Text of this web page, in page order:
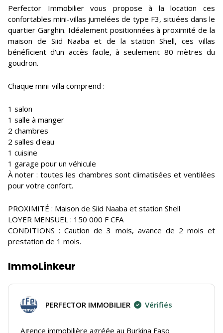
Perfector Immobilier vous propose à la location ces
confortables mini-villas jumelées de type F3, situées dans le
quartier Garghin. Idéalement positionnées à proximité de la
maison de Siid Naaba et de la station Shell, ces villas
bénéficient d'un accès facile, à seulement 80 mètres du
goudron.
Chaque mini-villa comprend :
1 salon
1 salle à manger
2 chambres
2 salles d'eau
1 cuisine
1 garage pour un véhicule
À noter : toutes les chambres sont climatisées et ventilées
pour votre confort.
PROXIMITÉ : Maison de Siid Naaba et station Shell
LOYER MENSUEL : 150 000 F CFA
CONDITIONS : Caution de 3 mois, avance de 2 mois et
prestation de 1 mois.
ImmoLinkeur
PERFECTOR IMMOBILIER Vérifiés
Agence immobilière agréée au Burkina Faso